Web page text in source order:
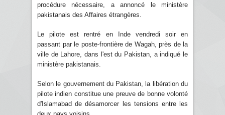
procédure nécessaire, a annoncé le ministère
pakistanais des Affaires étrangères.
Le pilote est rentré en Inde vendredi soir en
passant par le poste-frontière de Wagah, près de la
ville de Lahore, dans l'est du Pakistan, a indiqué le
ministère pakistanais.
Selon le gouvernement du Pakistan, la libération du
pilote indien constitue une preuve de bonne volonté
d'Islamabad de désamorcer les tensions entre les